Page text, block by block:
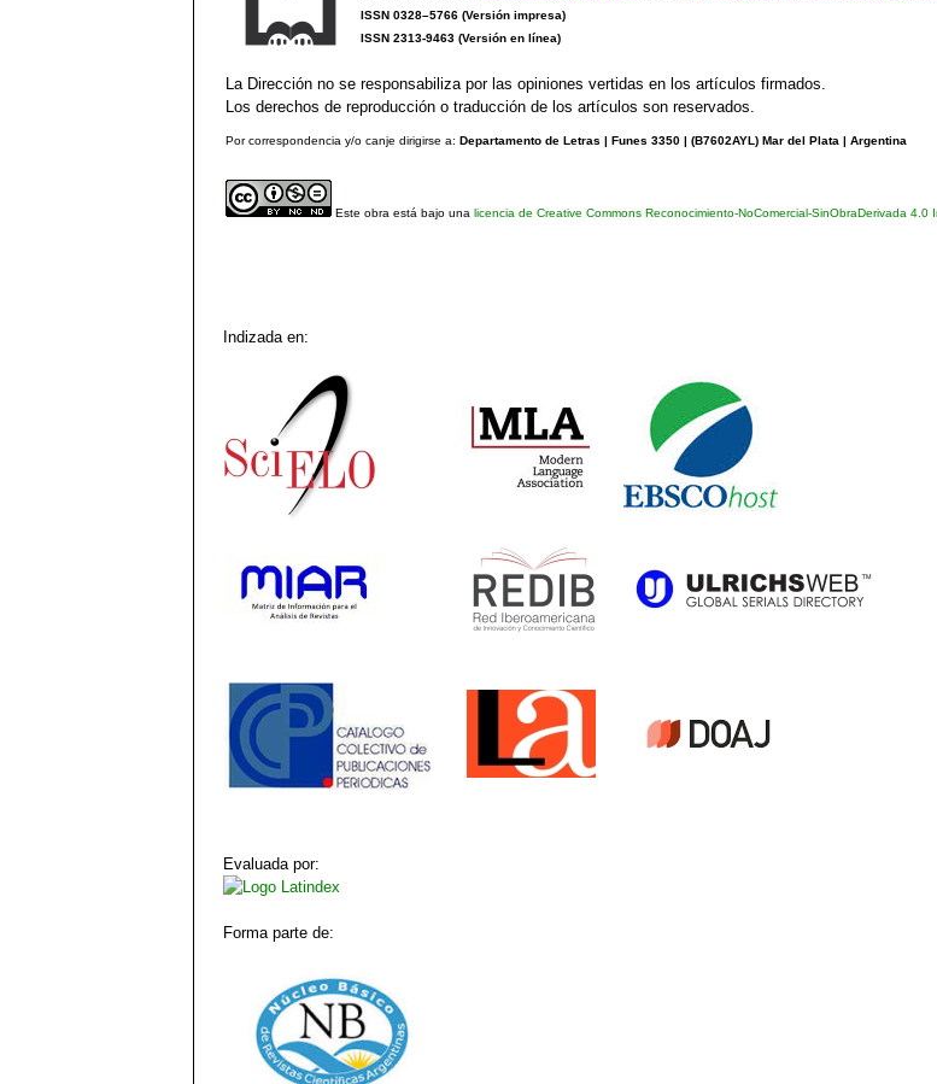
ISSN 0328–5766 (Versión impresa)
ISSN 2313-9463 (Versión en línea)
La Dirección no se responsabiliza por las opiniones vertidas en los artículos firmados.
Los derechos de reproducción o traducción de los artículos son reservados.
Por correspondencia y/o canje dirigirse a: Departamento de Letras | Funes 3350 | (B7602AYL) Mar del Plata | Argentina
Este obra está bajo una licencia de Creative Commons Reconocimiento-NoComercial-SinObraDerivada 4.0
Indizada en:
Evaluada por:
Forma parte de: